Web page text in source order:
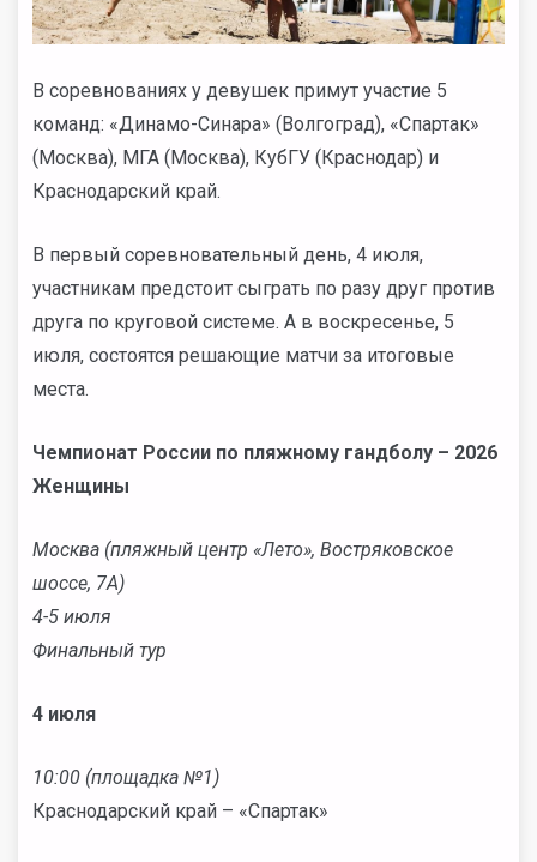
В соревнованиях у девушек примут участие 5
команд: «Динамо-Синара» (Волгоград), «Спартак»
(Москва), МГА (Москва), КубГУ (Краснодар) и
Краснодарский край.
В первый соревновательный день, 4 июля,
участникам предстоит сыграть по разу друг против
друга по круговой системе. А в воскресенье, 5
июля, состоятся решающие матчи за итоговые
места.
Чемпионат России по пляжному гандболу – 2026
Женщины
Москва (пляжный центр «Лето», Востряковское
шоссе, 7А)
4-5 июля
Финальный тур
4 июля
10:00 (площадка №1)
Краснодарский край – «Спартак»